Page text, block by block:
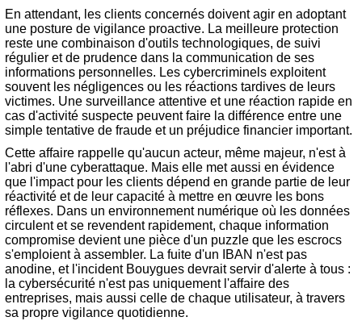
En attendant, les clients concernés doivent agir en adoptant
une posture de vigilance proactive. La meilleure protection
reste une combinaison d'outils technologiques, de suivi
régulier et de prudence dans la communication de ses
informations personnelles. Les cybercriminels exploitent
souvent les négligences ou les réactions tardives de leurs
victimes. Une surveillance attentive et une réaction rapide en
cas d'activité suspecte peuvent faire la différence entre une
simple tentative de fraude et un préjudice financier important.
Cette affaire rappelle qu'aucun acteur, même majeur, n'est à
l'abri d'une cyberattaque. Mais elle met aussi en évidence
que l'impact pour les clients dépend en grande partie de leur
réactivité et de leur capacité à mettre en œuvre les bons
réflexes. Dans un environnement numérique où les données
circulent et se revendent rapidement, chaque information
compromise devient une pièce d'un puzzle que les escrocs
s'emploient à assembler. La fuite d'un IBAN n'est pas
anodine, et l'incident Bouygues devrait servir d'alerte à tous :
la cybersécurité n'est pas uniquement l'affaire des
entreprises, mais aussi celle de chaque utilisateur, à travers
sa propre vigilance quotidienne.